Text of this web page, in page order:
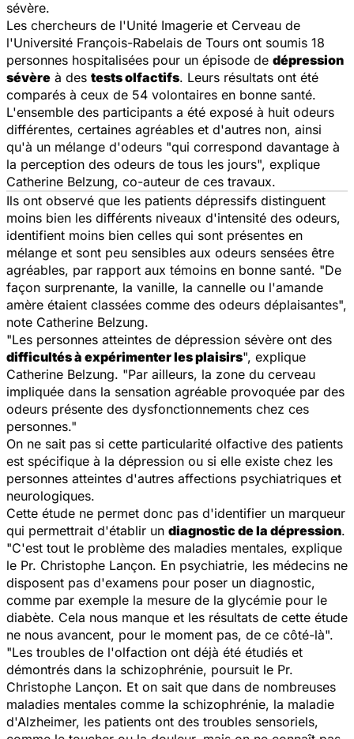
sévère.
Les chercheurs de l'Unité Imagerie et Cerveau de
l'Université François-Rabelais de Tours ont soumis 18
personnes hospitalisées pour un épisode de dépression
sévère à des tests olfactifs. Leurs résultats ont été
comparés à ceux de 54 volontaires en bonne santé.
L'ensemble des participants a été exposé à huit odeurs
différentes, certaines agréables et d'autres non, ainsi
qu'à un mélange d'odeurs "qui correspond davantage à
la perception des odeurs de tous les jours", explique
Catherine Belzung, co-auteur de ces travaux.
Ils ont observé que les patients dépressifs distinguent
moins bien les différents niveaux d'intensité des odeurs,
identifient moins bien celles qui sont présentes en
mélange et sont peu sensibles aux odeurs sensées être
agréables, par rapport aux témoins en bonne santé. "De
façon surprenante, la vanille, la cannelle ou l'amande
amère étaient classées comme des odeurs déplaisantes",
note Catherine Belzung.
"Les personnes atteintes de dépression sévère ont des
difficultés à expérimenter les plaisirs", explique
Catherine Belzung. "Par ailleurs, la zone du cerveau
impliquée dans la sensation agréable provoquée par des
odeurs présente des dysfonctionnements chez ces
personnes."
On ne sait pas si cette particularité olfactive des patients
est spécifique à la dépression ou si elle existe chez les
personnes atteintes d'autres affections psychiatriques et
neurologiques.
Cette étude ne permet donc pas d'identifier un marqueur
qui permettrait d'établir un diagnostic de la dépression.
"C'est tout le problème des maladies mentales, explique
le Pr. Christophe Lançon. En psychiatrie, les médecins ne
disposent pas d'examens pour poser un diagnostic,
comme par exemple la mesure de la glycémie pour le
diabète. Cela nous manque et les résultats de cette étude
ne nous avancent, pour le moment pas, de ce côté-là".
"Les troubles de l'olfaction ont déjà été étudiés et
démontrés dans la schizophrénie, poursuit le Pr.
Christophe Lançon. Et on sait que dans de nombreuses
maladies mentales comme la schizophrénie, la maladie
d'Alzheimer, les patients ont des troubles sensoriels,